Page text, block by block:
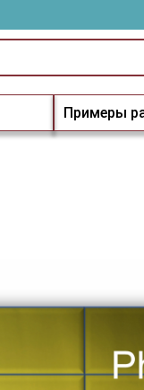
Примеры